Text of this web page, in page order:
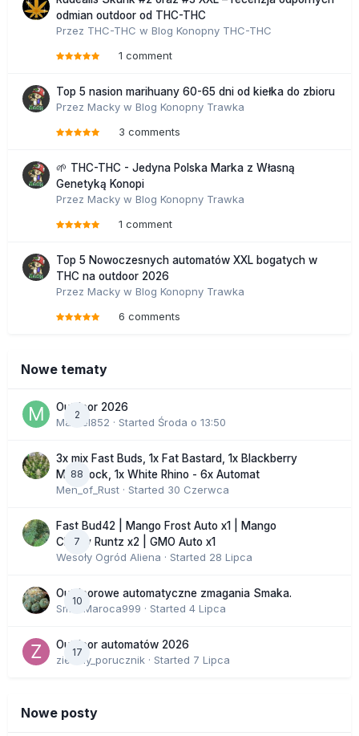
odmian outdoor od THC-THC
Przez THC-THC w Blog Konopny THC-THC
1 comment
Top 5 nasion marihuany 60-65 dni od kiełka do zbioru
Przez Macky w Blog Konopny Trawka
3 comments
🌱 THC-THC - Jedyna Polska Marka z Własną
Genetyką Konopi
Przez Macky w Blog Konopny Trawka
1 comment
Top 5 Nowoczesnych automatów XXL bogatych w
THC na outdoor 2026
Przez Macky w Blog Konopny Trawka
6 comments
Nowe tematy
2
Outdoor 2026
Marcel852 · Started Środa o 13:50
88
3x mix Fast Buds, 1x Fat Bastard, 1x Blackberry
Moonrock, 1x White Rhino - 6x Automat
Men_of_Rust · Started 30 Czerwca
7
Fast Bud42 | Mango Frost Auto x1 | Mango
Cherry Runtz x2 | GMO Auto x1
Wesoły Ogród Aliena · Started 28 Lipca
10
Outdoorowe automatyczne zmagania Smaka.
SmakMaroca999 · Started 4 Lipca
17
Outdoor automatów 2026
zielony_porucznik · Started 7 Lipca
Nowe posty